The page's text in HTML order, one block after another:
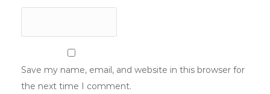
Save my name, email, and website in this browser for
the next time I comment.